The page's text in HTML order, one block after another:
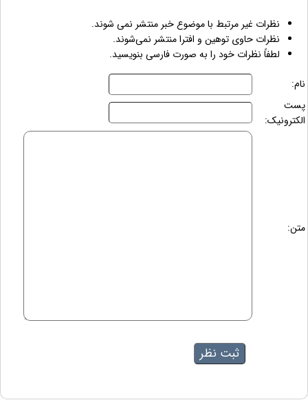
نظرات غیر مرتبط با موضوع خبر منتشر نمی شوند.
نظرات حاوی توهین و افترا منتشر نمی‌شوند.
لطفاً نظرات خود را به صورت فارسی بنویسید.
نام:
پست
الکترونیک:
متن: